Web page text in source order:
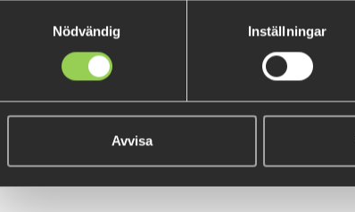
Nödvändig
Inställningar
Avvisa